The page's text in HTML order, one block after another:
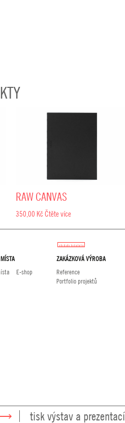
RAW CANVAS
350,00 Kč Čtěte více
E-shop
ZAKÁZKOVÁ VÝROBA
Reference
Portfolio projektů
tisk výstav a prezentací